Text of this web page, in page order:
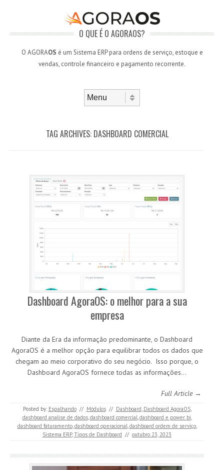
O QUE É O AGORAOS?
O AGORAOS é um Sistema ERP para ordens de serviço, estoque e
vendas, controle financeiro e pagamento recorrente.
TAG ARCHIVES: DASHBOARD COMERCIAL
Dashboard AgoraOS: o melhor para a sua
empresa
Diante da Era da informação predominante, o Dashboard
AgoraOS é a melhor opção para equilibrar todos os dados que
chegam ao meio corporativo do seu negócio. Isso porque, o
Dashboard AgoraOS fornece todas as informações…
Full Article →
Posted by: Espalhando // Módulos // Dashboard, Dashboard AgoraOS,
dashboard analise de dados,dashboard comercial,dashboard e power bi,
dashboard faturamento,dashboard operacional,dashboard ordem de serviço,
Sistema ERP,Tipos de Dashboard // outubro 23, 2023